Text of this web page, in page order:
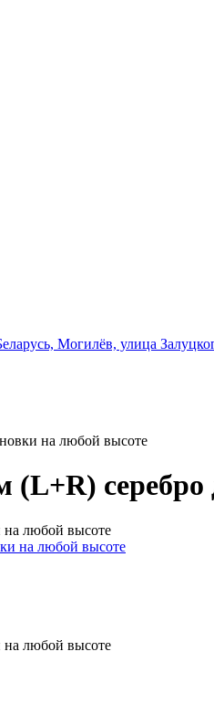
Могилёв, улица
на любой высоте
серебро
на любой высоте
на любой высоте